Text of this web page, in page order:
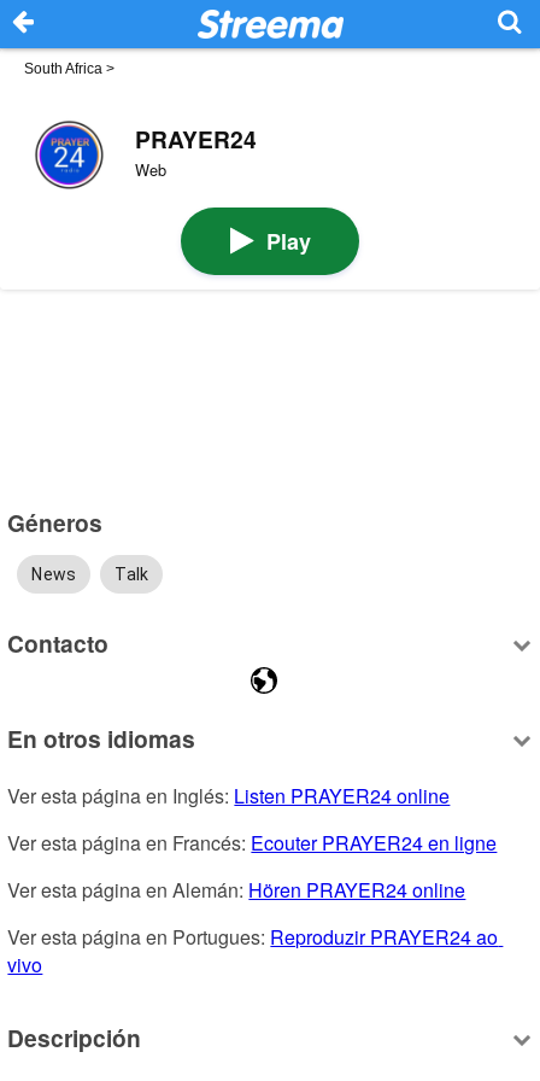
South Africa >
PRAYER24
Web
Play
Géneros
News Talk
Contacto
En otros idiomas
Ver esta página en Inglés: Listen PRAYER24 online
Ver esta página en Francés: Ecouter PRAYER24 en ligne
Ver esta página en Alemán: Hören PRAYER24 online
Ver esta página en Portugues: Reproduzir PRAYER24 ao
vivo
Descripción